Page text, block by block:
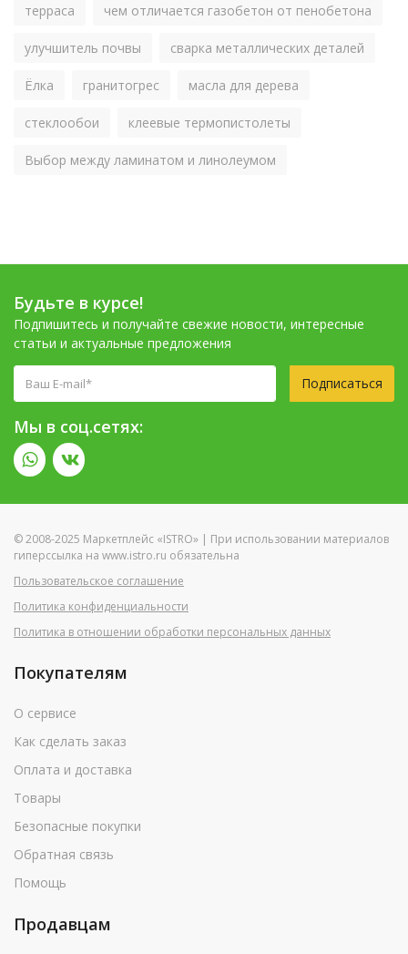
терраса чем отличается газобетон от пенобетона
улучшитель почвы сварка металлических деталей
Ёлка гранитогрес масла для дерева
стеклообои клеевые термопистолеты
Выбор между ламинатом и линолеумом
Будьте в курсе!
Подпишитесь и получайте свежие новости, интересные
статьи и актуальные предложения
Подписаться
Мы в соц.сетях:
© 2008-2025 Маркетплейс «ISTRO» | При использовании материалов
гиперссылка на www.istro.ru обязательна
Пользовательское соглашение
Политика конфиденциальности
Политика в отношении обработки персональных данных
Покупателям
О сервисе
Как сделать заказ
Оплата и доставка
Товары
Безопасные покупки
Обратная связь
Помощь
Продавцам